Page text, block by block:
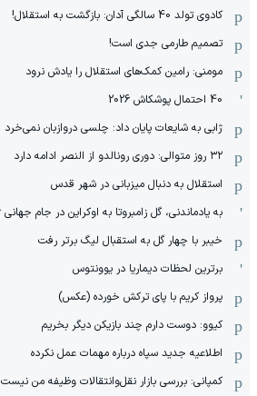
کادوی تولد 40 سالگی آدان: بازگشت به استقلال!
تصمیم طارمی جدی است!
مومنی: رامین کمک‌های استقلال را یادش نرود
40 احتمال پوشکاش 2026
ژابی به شایعات پایان داد: چلسی دروازبان نمی‌خرد
۳۲ روز متوالی: دوری رونالدو از النصر ادامه دارد
استقلال به دنبال میزبانی در شهر قدس
به یادماندنی، گل زامبروتا به اوکراین در جام جهانی 2006
خیبر با چهار گل به استقبال لیگ برتر رفت
برترین لحظات دیماریا در یوونتوس
پرواز کریم با پای ترکش خورده (عکس)
کیوو: دوست دارم چند بازیکن دیگر بخریم
اطلاعیه جدید سپاه درباره مهمات عمل نکرده
کمپانی: بررسی بازار نقل‌وانتقالات وظیفه من نیست